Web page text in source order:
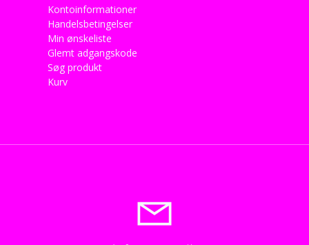
Kontoinformationer
Handelsbetingelser
Min ønskeliste
Glemt adgangskode
Søg produkt
Kurv